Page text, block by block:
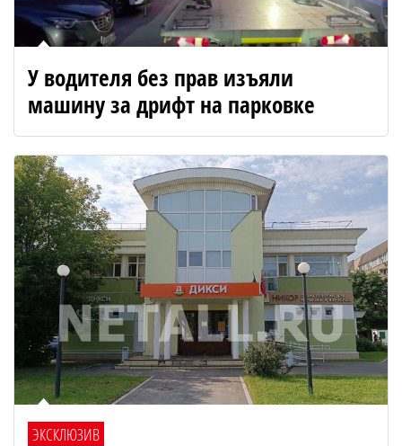
У водителя без прав изъяли
машину за дрифт на парковке
ЭКСКЛЮЗИВ